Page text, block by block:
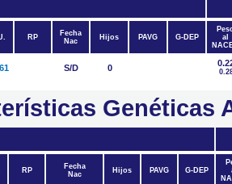
RP
Fecha
Nac
Hijos PAVG G-DEP
al
S/D 0
Genéticas
RP
Fecha
Nac
Hijos PAVG G-DEP